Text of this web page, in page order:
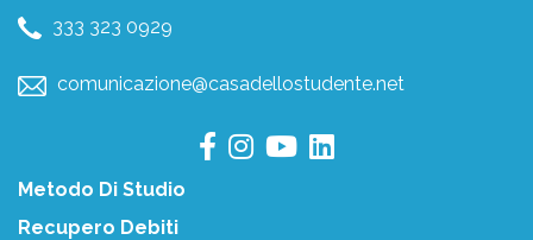
333 323 0929
comunicazione@casadellostudente.net
Metodo Di Studio
Recupero Debiti